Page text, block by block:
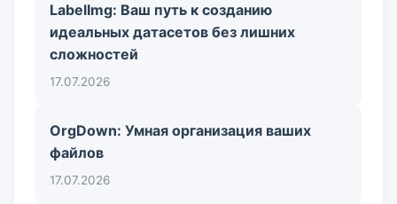
LabelImg: Ваш путь к созданию
идеальных датасетов без лишних
сложностей
17.07.2026
OrgDown: Умная организация ваших
файлов
17.07.2026